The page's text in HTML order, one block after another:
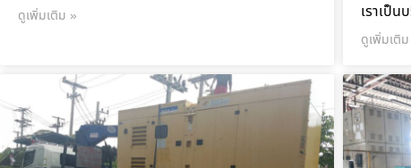
ดูเพิ่มเติม » เราเป็
ดูเพิ่มเติ